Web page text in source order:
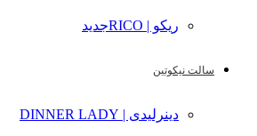
ریکو | RICO جدید
سالت نیکوتین
دینرلیدی | DINNER LADY